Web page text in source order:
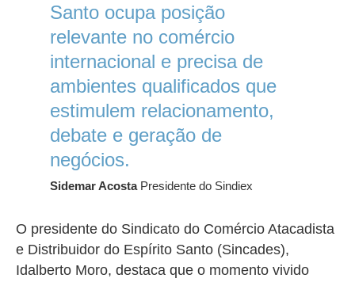
Santo ocupa posição
relevante no comércio
internacional e precisa de
ambientes qualificados que
estimulem relacionamento,
debate e geração de
negócios.
Sidemar AcostaPresidente do Sindiex
O presidente do Sindicato do Comércio Atacadista
e Distribuidor do Espírito Santo (Sincades),
Idalberto Moro, destaca que o momento vivido